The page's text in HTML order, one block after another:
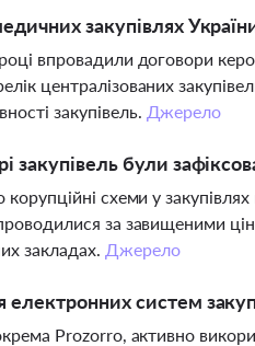
закупівлях
впровадили договори
централізованих
закупівель. Джерело
закупівель були
схеми у
за завищеними
закладах. Джерело
електронних систем
Prozorro, активно